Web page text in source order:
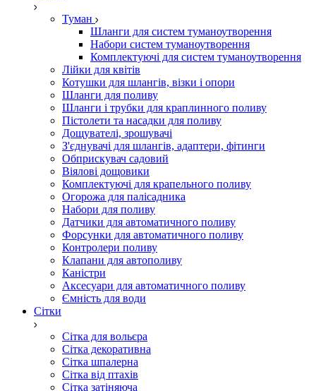
Туман
Шланги для систем туманоутворення
Набори систем туманоутворення
Комплектуючі для систем туманоутворення
Лійки для квітів
Котушки для шлангів, візки і опори
Шланги для поливу
Шланги і трубки для краплинного поливу
Пістолети та насадки для поливу
Дощувателі, зрошувачі
З'єднувачі для шлангів, адаптери, фітинги
Обприскувач садовий
Віялові дощовики
Комплектуючі для крапельного поливу
Огорожа для палісадника
Набори для поливу
Датчики для автоматичного поливу
Форсунки для автоматичного поливу
Контролери поливу
Клапани для автополиву
Каністри
Аксесуари для автоматичного поливу
Ємність для води
Сітки
Сітка для вольєра
Сітка декоративна
Сітка шпалерна
Сітка від птахів
Сітка затіняюча